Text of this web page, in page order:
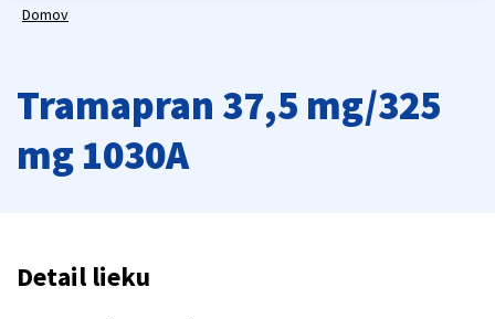
Domov
Tramapran 37,5 mg/325
mg 1030A
Detail lieku